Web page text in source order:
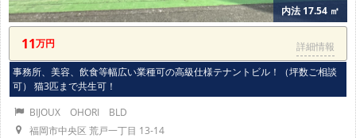
内法 17.54 ㎡
11万円
詳細情報
事務所、美容、飲食等幅広い業種可の高級仕様テナントビル！（坪数ご相談
可） 猫3匹まで共生可！
BIJOUX OHORI BLD
福岡市中央区 荒戸一丁目 13-14